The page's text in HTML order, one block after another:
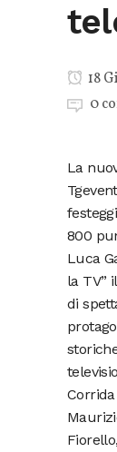
18
0
La
800
Luca
la TV”
di